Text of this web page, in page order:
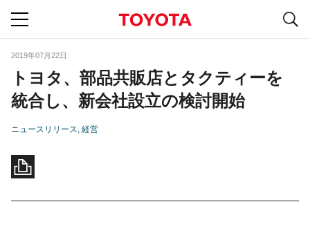
2019年07月22日
トヨタ、部品共販店とタクティーを
統合し、新会社設立の検討開始
ニュースリリース 経営